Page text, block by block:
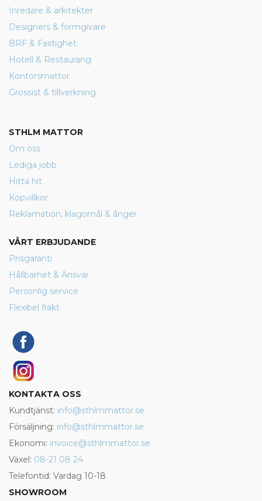
Inredare & arkitekter
Designers & formgivare
BRF & Fastighet
Hotell & Restaurang
Kontorsmattor
Grossist & tillverkning
STHLM MATTOR
Om oss
Lediga jobb
Hitta hit
Köpvillkor
Reklamation, klagomål & ånger
VÅRT ERBJUDANDE
Prisgaranti
Hållbarhet & Ansvar
Personlig service
Flexibel frakt
KONTAKTA OSS
Kundtjänst: info@sthlmmattor.se
Försäljning: info@sthlmmattor.se
Ekonomi: invoice@sthlmmattor.se
Växel: 08-21 08 24
Telefontid: Vardag 10-18
SHOWROOM